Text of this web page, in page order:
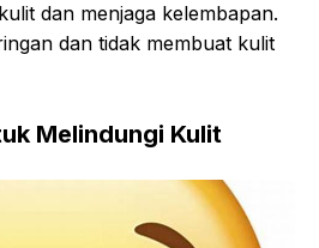
dan menjaga kelembapan.
dan tidak membuat kulit
Melindungi Kulit